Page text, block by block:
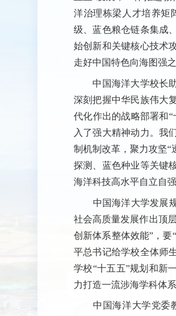
洋治理栋梁人才培养矩
级、蓝色粮仓链条集成
始创新和关键核心技术
走好中国特色向海图强之
中国海洋大学校长助
深刻把握中华民族伟大
代化作出的战略部署和
入了强大精神动力。我
制机制改革，聚力攻坚“
探测、蓝色种业等关键
海洋科技高水平自立自
中国海洋大学发展规
社会高质量发展作出顶
创新体系整体效能”，要
平总书记给学校全体师
学校“十五五”规划和新
力打造一流涉海学科体
中国海洋大学党委教